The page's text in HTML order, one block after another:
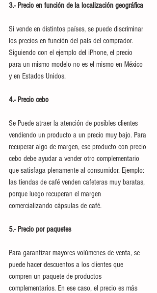
3.- Precio en función de la localización geográfica
Si vende en distintos países, se puede discriminar
los precios en función del país del comprador.
Siguiendo con el ejemplo del iPhone, el precio
para un mismo modelo no es el mismo en México
y en Estados Unidos.
4.- Precio cebo
Se Puede atraer la atención de posibles clientes
vendiendo un producto a un precio muy bajo. Para
recuperar algo de margen, ese producto con precio
cebo debe ayudar a vender otro complementario
que satisfaga plenamente al consumidor. Ejemplo:
las tiendas de café venden cafeteras muy baratas,
porque luego recuperan el margen
comercializando cápsulas de café.
5.- Precio por paquetes
Para garantizar mayores volúmenes de venta, se
puede hacer descuentos a los clientes que
compren un paquete de productos
complementarios. En ese caso, el precio es más